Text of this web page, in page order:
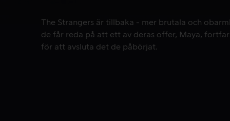
The Strangers är tillbaka - mer brutala och
The Strangers är tillbaka - mer brutala och
de får reda på att ett av deras offer, Maya,
för att avsluta det de påbörjat.